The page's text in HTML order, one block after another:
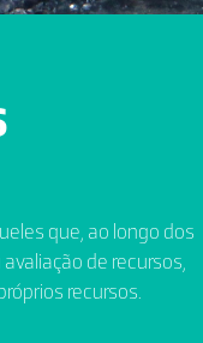
que, ao longo dos
de recursos,
recursos.